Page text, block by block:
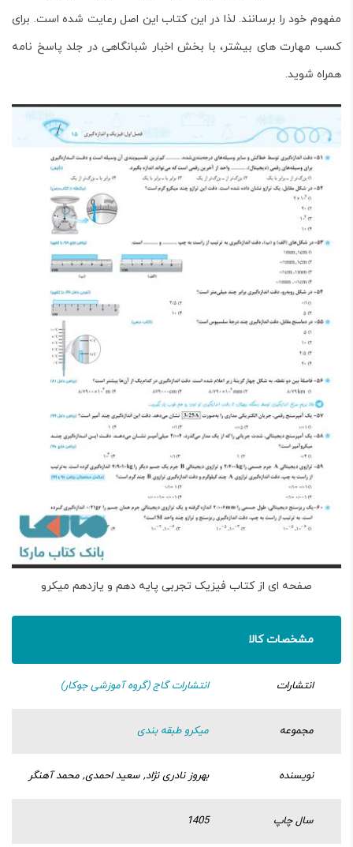
مفهوم خود را برسانند. لذا در این کتاب این اصل رعایت شده است. برای
کسب مهارت های بیشتر، با بخش اخبار شبانگاهی در جلد پاسخ نامه
همراه شوید.
صفحه ای از کتاب فیزیک تجربی پایه دهم و یازدهم میکرو
مشخصات کالا
انتشارات انتشارات گاج (گروه آموزشی جوکار)
مجموعه میکرو طبقه بندی
نویسنده بهروز نادری نژاد, سعید احمدی, محمد آهنگر
سال چاپ 1405